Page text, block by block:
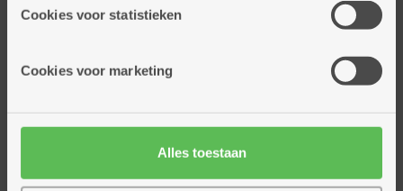
partners kunnen deze gegevens combineren met andere
Cookies voor statistieken
Cookies voor marketing
Alles toestaan
Thuisdiensten
Assistentiewoningen
Financieel comfort
Mijn Zorgbedrijf
Onze innovaties